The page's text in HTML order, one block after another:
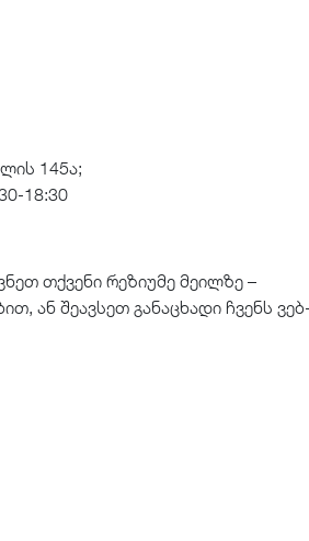
145ა;
18:30
თქვენი რეზიუმე მეილზე –
ან შეავსეთ განაცხადი ჩვენს ვებ-